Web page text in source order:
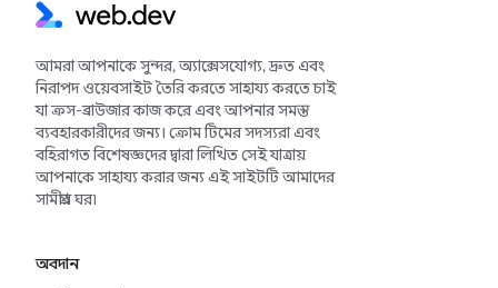
আমরা আপনাকে সুন্দর, অ্যাক্সেসযোগ্য, দ্রুত এবং
নিরাপদ ওয়েবসাইট তৈরি করতে সাহায্য করতে চাই
যা ক্রস-ব্রাউজার কাজ করে এবং আপনার সমস্ত
ব্যবহারকারীদের জন্য। ক্রোম টিমের সদস্যরা এবং
বহিরাগত বিশেষজ্ঞদের দ্বারা লিখিত সেই যাত্রায়
আপনাকে সাহায্য করার জন্য এই সাইটটি আমাদের
সামগ্রীর ঘর৷
অবদান